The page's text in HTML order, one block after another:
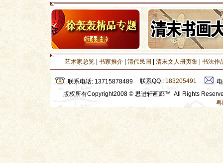
艺术家总览 书家推介 清代民国 清末文人册页集 书法作
联系电话: 13715878489 联系QQ : 183205491
版权所有Copyright2008 © 思进轩画廊™ All Rights